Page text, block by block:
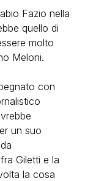
Fazio nella
quello di
molto
Meloni.
con
un suo
Giletti e la
la cosa